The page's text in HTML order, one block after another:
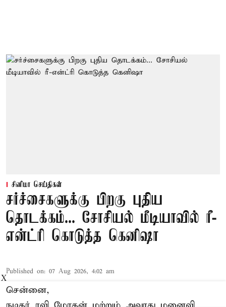
சினிமா செய்திகள்
சர்ச்சைகளுக்கு பிறகு புதிய
தொடக்கம்... சோசியல் மீடியாவில் ரீ-
என்ட்ரி கொடுத்த கெனிஷா
Published on: 07 Aug 2026, 4:02 am
சென்னை,
X